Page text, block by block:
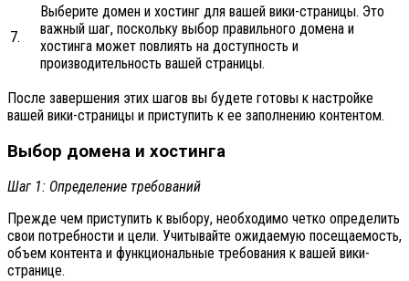
7.
Выберите домен и хостинг для вашей вики-страницы. Это
важный шаг, поскольку выбор правильного домена и
хостинга может повлиять на доступность и
производительность вашей страницы.
После завершения этих шагов вы будете готовы к настройке
вашей вики-страницы и приступить к ее заполнению контентом.
Выбор домена и хостинга
Шаг 1: Определение требований
Прежде чем приступить к выбору, необходимо четко определить
свои потребности и цели. Учитывайте ожидаемую посещаемость,
объем контента и функциональные требования к вашей вики-
странице.